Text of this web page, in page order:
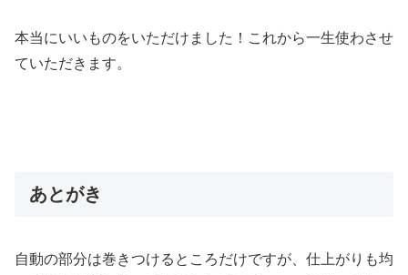
本当にいいものをいただけました！これから一生使わさせ
ていただきます。
あとがき
自動の部分は巻きつけるところだけですが、仕上がりも均